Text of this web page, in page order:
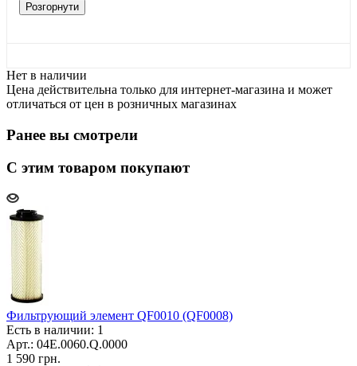
Розгорнути
Нет в наличии
Цена действительна только для интернет-магазина и может
отличаться от цен в розничных магазинах
Ранее вы смотрели
С этим товаром покупают
Фильтрующий элемент QF0010 (QF0008)
Есть в наличии: 1
Арт.: 04E.0060.Q.0000
1 590 грн.